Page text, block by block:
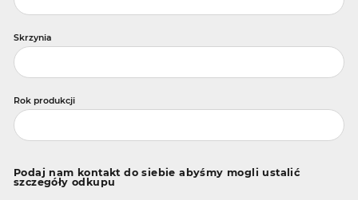
Skrzynia
Rok produkcji
Podaj nam kontakt do siebie abyśmy mogli ustalić
szczegóły odkupu